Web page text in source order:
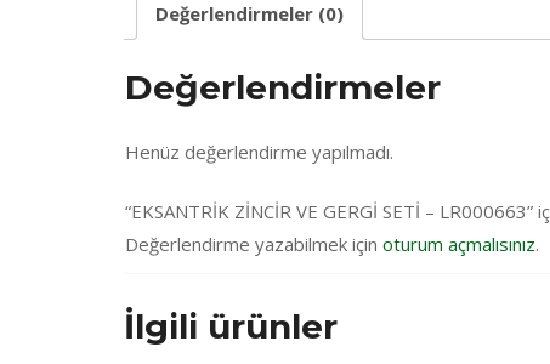
Değerlendirmeler (0)
Değerlendirmeler
Henüz değerlendirme yapılmadı.
“EKSANTRİK ZİNCİR VE GERGİ SETİ – LR000663”
Değerlendirme yazabilmek için oturum açmalısınız.
İlgili ürünler